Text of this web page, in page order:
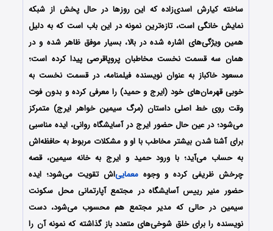
ساخته کیارش اسدی‌زاده که این روزها در حال پخش از شبکه
نمایش خانگی است، تازه‌ترین نمونه در این باب است که به دلیل
همین ویژگی‌های اشاره شده در بالا، بسیار موفق ظاهر شده و در
همان سه قسمت نخست مخاطبان پروپاقرصی پیدا کرده است؛
مسعود خاکباز به عنوان نویسنده فیلمنامه، در قسمت نخست به
خوبی قهرمان‌های خود (ایرج و حمید) را معرفی کرده و بدون فوت
وقت روی خط اصلی داستان (مرگ سیمین خواهر ایرج) متمرکز
می‌شود؛ در عین حال حضور ایرج در آسایشگاه روانی، ایده مناسبی
برای آشنا شدن بیشتر مخاطب با او و مشکلات مربوط به حافظه‌اش
به حساب می‌آید؛ با ورود حمید و ایرج به خانه سیمین، قصه
چرخش ظریفی کرده و وجوه معمایی‌اش تقویت می‌شود؛ ایده
حضور منیر رییس آسایشگاه در مجتمع آپارتمانی محل سکونت
سیمین در حالی که مدیر مجتمع هم محسوب می‌‌شود، دست
نویسنده را برای خلق شوخی‌های متعدد باز گذاشته که نمونه آن را